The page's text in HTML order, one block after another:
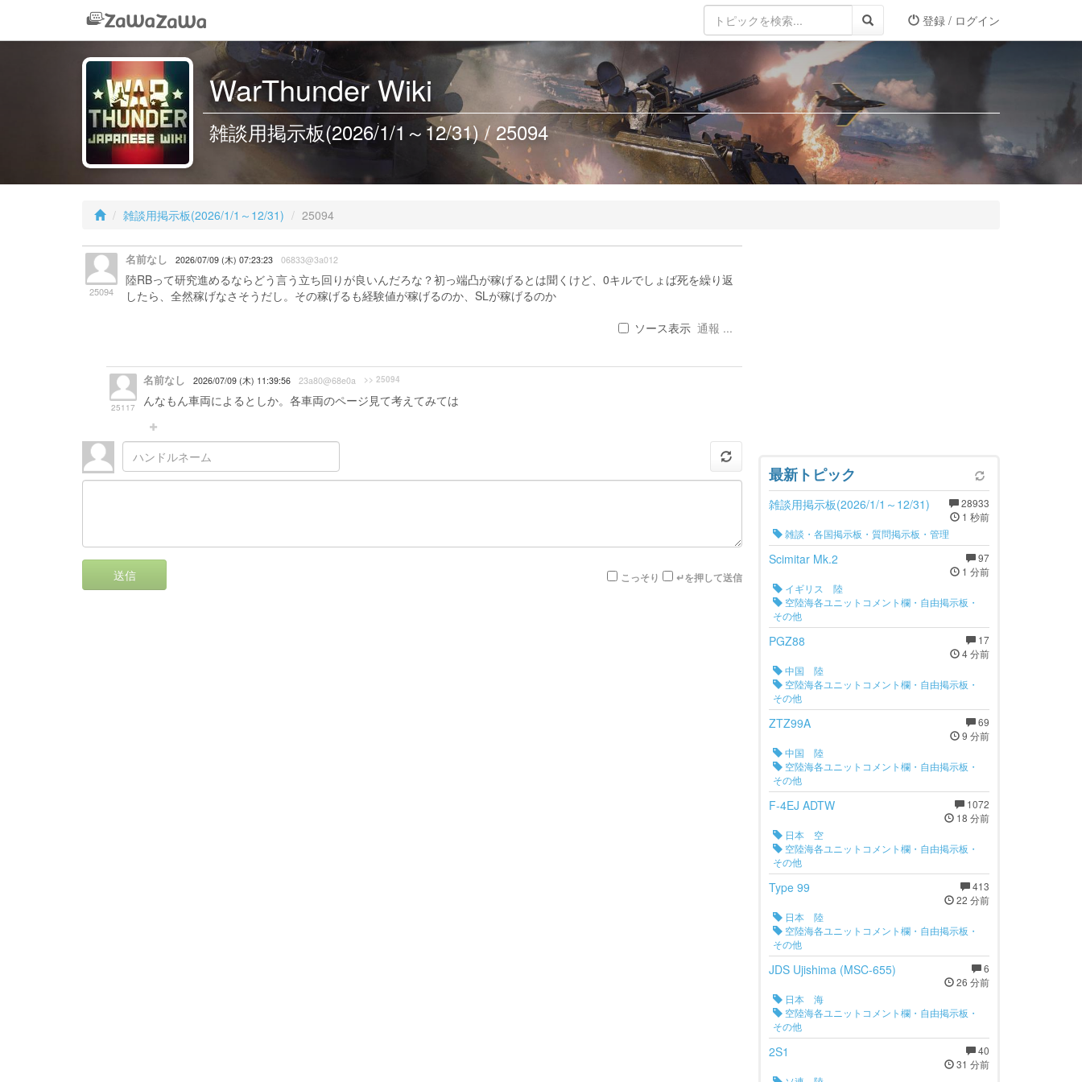
登録 / ログイン
WarThunder Wiki
雑談用掲示板(2026/1/1～12/31) / 25094
雑談用掲示板(2026/1/1～12/31) 25094
25094
名前なし 2026/07/09 (木) 07:23:23 06833@3a012
陸RBって研究進めるならどう言う立ち回りが良いんだろな？初っ端凸が稼げるとは聞くけど、0キルでしょば死を繰り返
したら、全然稼げなさそうだし。その稼げるも経験値が稼げるのか、SLが稼げるのか
ソース表示 通報 ...
25117
名前なし 2026/07/09 (木) 11:39:56 23a80@68e0a >> 25094
んなもん車両によるとしか。各車両のページ見て考えてみては
送信 こっそり ↵を押して送信
最新トピック
28933
1 秒前
雑談用掲示板(2026/1/1～12/31)
雑談・各国掲示板・質問掲示板・管理
97
1 分前
Scimitar Mk.2
イギリス 陸
空陸海各ユニットコメント欄・自由掲示板・
その他
17
4 分前
PGZ88
中国 陸
空陸海各ユニットコメント欄・自由掲示板・
その他
69
9 分前
ZTZ99A
中国 陸
空陸海各ユニットコメント欄・自由掲示板・
その他
1072
18 分前
F-4EJ ADTW
日本 空
空陸海各ユニットコメント欄・自由掲示板・
その他
413
22 分前
Type 99
日本 陸
空陸海各ユニットコメント欄・自由掲示板・
その他
6
26 分前
JDS Ujishima (MSC-655)
日本 海
空陸海各ユニットコメント欄・自由掲示板・
その他
40
31 分前
2S1